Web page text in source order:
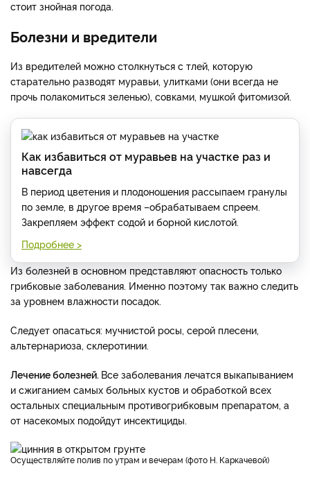
стоит знойная погода.
Болезни и вредители
Из вредителей можно столкнуться с тлей, которую
старательно разводят муравьи, улитками (они всегда не
прочь полакомиться зеленью), совками, мушкой фитомизой.
Как избавиться от муравьев на участке раз и
навсегда
В период цветения и плодоношения рассыпаем гранулы
по земле, в другое время –обрабатываем спреем.
Закрепляем эффект содой и борной кислотой.
Подробнее >
Из болезней в основном представляют опасность только
грибковые заболевания. Именно поэтому так важно следить
за уровнем влажности посадок.
Следует опасаться: мучнистой росы, серой плесени,
альтернариоза, склеротинии.
Лечение болезней. Все заболевания лечатся выкапыванием
и сжиганием самых больных кустов и обработкой всех
остальных специальным противогрибковым препаратом, а
от насекомых подойдут инсектициды.
Осуществляйте полив по утрам и вечерам (фото Н. Каркачевой)